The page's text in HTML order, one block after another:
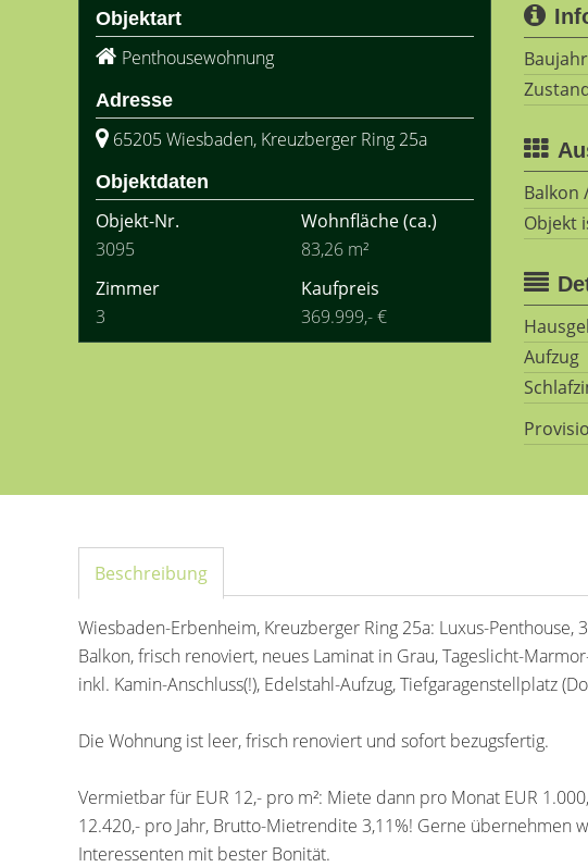
Objektart
Penthousewohnung
Adresse
65205 Wiesbaden, Kreuzberger Ring 25a
Objektdaten
Objekt-Nr.
3095
Wohnfläche(ca.)
83,26 m²
Zimmer
3
Kaufpreis
369.999,- €
Baujahr
Balkon
Objekt
Aufzug
Beschreibung
Wiesbaden-Erbenheim, Kreuzberger Ring 25a: Luxus-Penthouse,
Balkon, frisch renoviert, neues Laminat in Grau, Tageslicht-
inkl. Kamin-Anschluss(!), Edelstahl-Aufzug, Tiefgaragenstellplatz
Die Wohnung ist leer, frisch renoviert und sofort bezugsfertig.
Vermietbar für EUR 12,- pro m²: Miete dann pro Monat EUR
12.420,- pro Jahr, Brutto-Mietrendite 3,11%! Gerne übernehmen
Interessenten mit bester Bonität.